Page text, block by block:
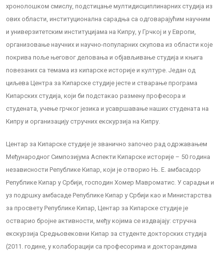
хронолошком смислу, подстицање мултидисциплинарних студија из
ових области, институционална сарадња са одговарајућим научним
и универзитетским институцијама на Кипру, у Грчкој и у Европи,
организовање научних и научно-популарних скупова из области које
покрива поље његовог деловања и објављивање студија и књига
повезаних са темама из кипарске историје и културе. Један од
циљева Центра за Кипарске студије јесте и стварање програма
Кипарских студија, који би подстакао размену професора и
студената, учење грчког језика и усавршавање наших студената на
Кипру и организацију стручних екскурзија на Кипру.
Центар за Кипарске студије је званично започео рад одржавањем
Међународног Симпозијума Аспекти Кипарске историје – 50 година
независности Републике Кипар, који је отворио Њ. Е. амбасадор
Републике Кипар у Србији, господин Хомер Мавроматис. У сарадњи и
уз подршку амбасаде Републике Кипар у Србији као и Министарства
за просвету Републике Кипар, Центар за Кипарске студије је
остварио бројне активности, међу којима се издвајају: стручна
екскурзија Средњовековни Кипар за студенте докторских студија
(2011. године, у колаборацији са професорима и докторандима